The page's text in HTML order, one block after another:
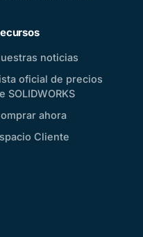
noticias
oficial de precios
SOLIDWORKS
ahora
Cliente